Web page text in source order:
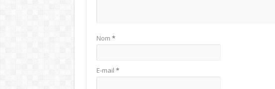
Nom *
E-mail *